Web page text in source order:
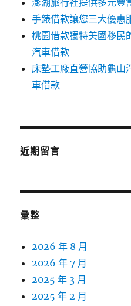
澎湖旅行社提供多元豐
手錶借款讓您三大優惠
桃園借款獨特美國移民
汽車借款
床墊工廠直營協助龜山
車借款
近期留言
彙整
2026 年 8 月
2026 年 7 月
2025 年 3 月
2025 年 2 月